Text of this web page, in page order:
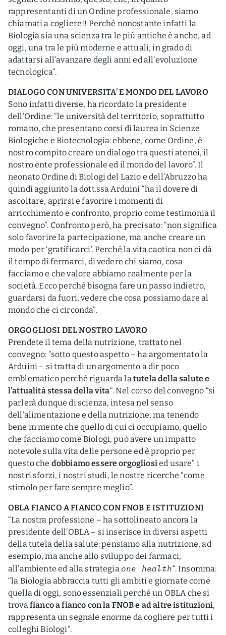
rappresentanti di un Ordine professionale, siamo
chiamati a cogliere!! Perché nonostante infatti la
Biologia sia una scienza tra le più antiche è anche, ad
oggi, una tra le più moderne e attuali, in grado di
adattarsi all’avanzare degli anni ed all’evoluzione
tecnologica”.
DIALOGO CON UNIVERSITA’ E MONDO DEL LAVORO
Sono infatti diverse, ha ricordato la presidente
dell’Ordine: “le università del territorio, soprattutto
romano, che presentano corsi di laurea in Scienze
Biologiche e Biotecnologia: ebbene, come Ordine, è
nostro compito creare un dialogo tra questi atenei, il
nostro ente professionale ed il mondo del lavoro”. Il
neonato Ordine di Biologi del Lazio e dell’Abruzzo ha
quindi aggiunto la dott.ssa Arduini “ha il dovere di
ascoltare, aprirsi e favorire i momenti di
arricchimento e confronto, proprio come testimonia il
convegno”. Confronto però, ha precisato: “non significa
solo favorire la partecipazione, ma anche creare un
modo per ‘gratificarci’. Perché la vita caotica non ci dà
il tempo di fermarci, di vedere chi siamo, cosa
facciamo e che valore abbiamo realmente per la
società. Ecco perché bisogna fare un passo indietro,
guardarsi da fuori, vedere che cosa possiamo dare al
mondo che ci circonda”.
ORGOGLIOSI DEL NOSTRO LAVORO
Prendete il tema della nutrizione, trattato nel
convegno: “sotto questo aspetto – ha argomentato la
Arduini – si tratta di un argomento a dir poco
emblematico perché riguarda latutela della salute e
l’attualità stessa della vita“. Nel corso del convegno “si
parlerà dunque di scienza, intesa nel senso
dell’alimentazione e della nutrizione, ma tenendo
bene in mente che quello di cui ci occupiamo, quello
che facciamo come Biologi, può avere un impatto
notevole sulla vita delle persone ed è proprio per
questo che dobbiamo essere orgogliosied usare” i
nostri sforzi, i nostri studi, le nostre ricerche “come
stimolo per fare sempre meglio”.
OBLA FIANCO A FIANCO CON FNOB E ISTITUZIONI
“La nostra professione – ha sottolineato ancora la
presidente dell’OBLA – si inserisce in diversi aspetti
della tutela della salute: pensiamo alla nutrizione, ad
esempio, ma anche allo sviluppo dei farmaci,
all’ambiente ed alla strategia one health“. Insomma:
“la Biologia abbraccia tutti gli ambiti e giornate come
quella di oggi, sono essenziali perché un OBLA che si
trovafianco a fianco con la FNOB e ad altre istituzioni,
rappresenta un segnale enorme da cogliere per tutti i
colleghi Biologi”.